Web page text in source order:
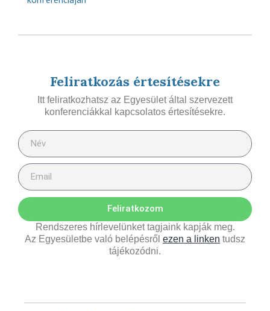
Feliratkozás értesítésekre
Itt feliratkozhatsz az Egyesület által szervezett
konferenciákkal kapcsolatos értesítésekre.
Feliratkozom
Rendszeres hírlevelünket tagjaink kapják meg.
Az Egyesületbe való belépésről ezen a linken tudsz
tájékozódni.